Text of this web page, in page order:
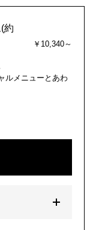
約
￥10,340～
ルメニューとあわ